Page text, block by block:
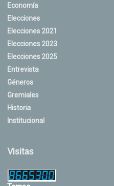
Economía
Elecciones
Elecciones 2021
Elecciones 2023
Elecciones 2025
Entrevista
Géneros
Gremiales
Historia
Institucional
Visitas